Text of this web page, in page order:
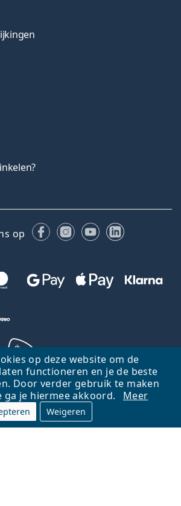
op deze website om de
functioneren en je de beste
Door verder gebruik te maken
ga je hiermee akkoord.
Meer
Weigeren
op FacebookInstagram
YouTubeLinkedIn
de homepagina
Ga omhoog
van en wordt beheerd door Lentiamo s.r.o.,
Hier al 18 jaar voor jou.